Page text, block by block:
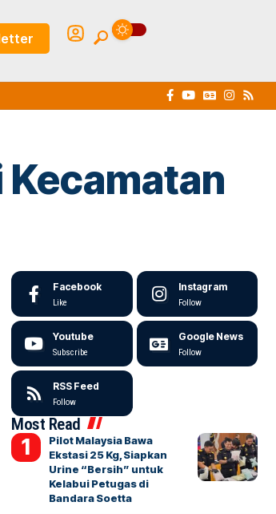
Facebook
Like
Instagram
Follow
Youtube
Subscribe
Google News
Follow
RSS Feed
Follow
Most Read
Pilot Malaysia Bawa
Ekstasi 25 Kg, Siapkan
Urine “Bersih” untuk
Kelabui Petugas di
Bandara Soetta